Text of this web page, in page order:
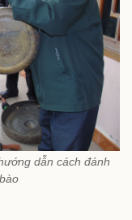
dẫn cách đánh